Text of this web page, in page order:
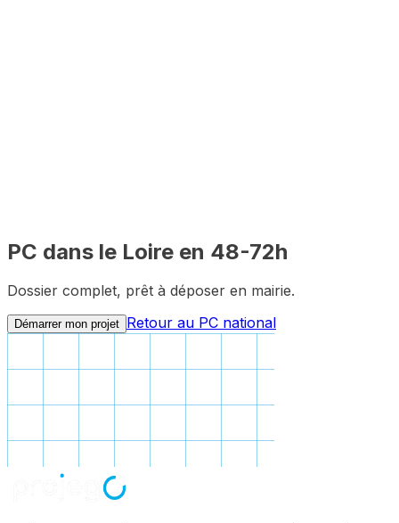
PC dans le Loire en 48-72h
Dossier complet, prêt à déposer en mairie.
Démarrer mon projet Retour au PC national